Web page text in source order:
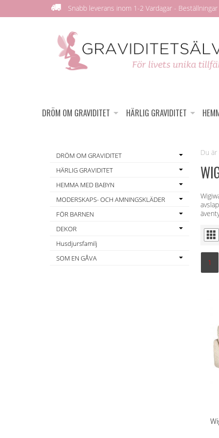
Snabb leverans inom 1-2 Vardagar -
DRÖM OM GRAVIDITET HÄRLIG GRAVIDITET
1
DRÖM OM GRAVIDITET
HÄRLIG GRAVIDITET
HEMMA MED BABYN
MODERSKAPS- OCH AMNINGSKLÄDER
FÖR BARNEN
DEKOR
Husdjursfamilj
SOM EN GÅVA